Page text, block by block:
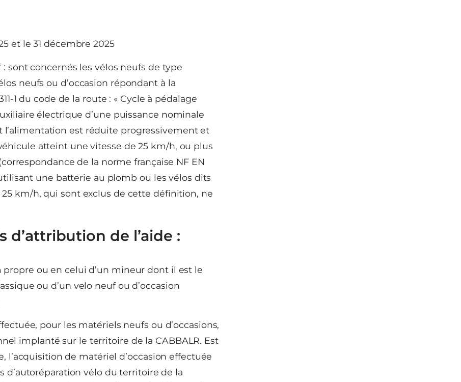
et le 31 décembre 2025
sont concernés les vélos neufs de type
neufs ou d’occasion répondant à la
1 du code de la route : « Cycle à pédalage
électrique d’une puissance nominale
est réduite progressivement et
atteint une vitesse de 25 km/h, ou plus
de la norme française NF EN
une batterie au plomb ou les vélos dits
25 km/h, qui sont exclus de cette définition, ne
d’attribution de l’aide :
ou en celui d’un mineur dont il est le
ou d’un velo neuf ou d’occasion
pour les matériels neufs ou d’occasions,
implanté sur le territoire de la CABBALR. Est
l’acquisition de matériel d’occasion effectuée
d’autoréparation vélo du territoire de la